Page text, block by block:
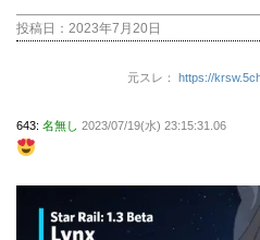
投稿日： 2023年7月20日
元スレ： https://
643: 名無し 2023/07/19(水) 23:15:31.06